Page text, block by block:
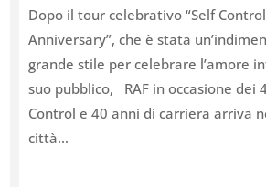
Dopo il tour celebrativo “Self
Anniversary”, che è stata
grande stile per celebrare l’amore
suo pubblico, RAF in occasione dei
Control e 40 anni di carriera arriva
città...